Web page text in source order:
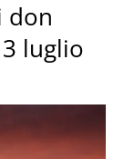
don
luglio